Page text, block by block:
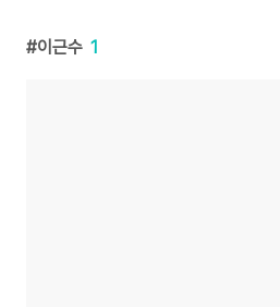
이근수 1